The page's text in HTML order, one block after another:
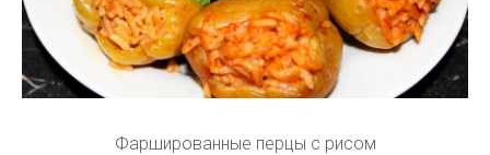
Фаршированные перцы с рисом